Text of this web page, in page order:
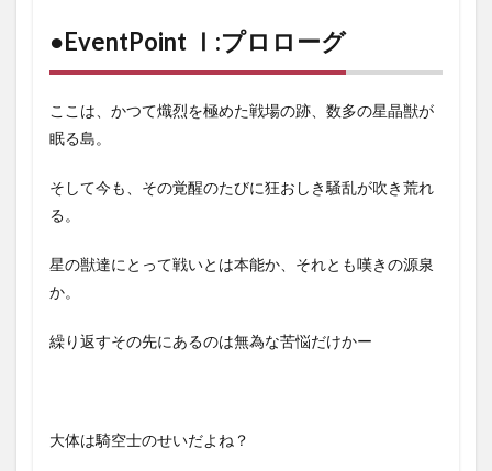
され
た。
1.1
●EventPoint
タさん:
ら逃げ
るな」
限定ストー
●EventPoint Ⅰ:プロローグ
ここは、かつて熾烈を極めた戦場の跡、数多の星晶獣が
眠る島。
そして今も、その覚醒のたびに狂おしき騒乱が吹き荒れ
る。
星の獣達にとって戦いとは本能か、それとも嘆きの源泉
か。
繰り返すその先にあるのは無為な苦悩だけかー
大体は騎空士のせいだよね？